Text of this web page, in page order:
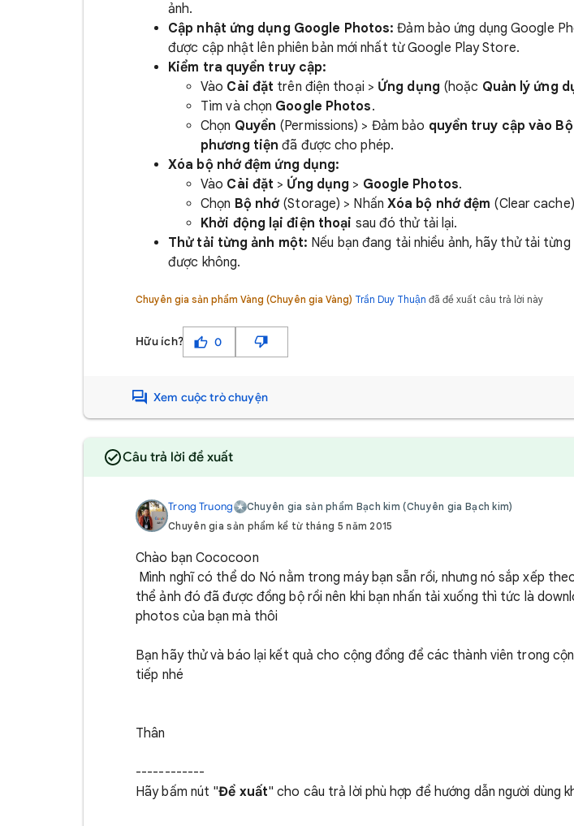
ảnh.
Cập nhật ứng dụng Google Photos: Đảm bảo ứng dụng Google
được cập nhật lên phiên bản mới nhất từ Google Play Store.
Kiểm tra quyền truy cập:
Vào Cài đặt trên điện thoại > Ứng dụng (hoặc Quản lý ứng
Tìm và chọn Google Photos.
Chọn Quyền (Permissions) > Đảm bảo quyền truy cập vào
phương tiện đã được cho phép.
Xóa bộ nhớ đệm ứng dụng:
Vào Cài đặt > Ứng dụng > Google Photos.
Chọn Bộ nhớ (Storage) > Nhấn Xóa bộ nhớ đệm (Clear
Khởi động lại điện thoại sau đó thử tải lại.
Thử tải từng ảnh một: Nếu bạn đang tải nhiều ảnh, hãy thử tải
được không.
Chuyên gia sản phẩm Vàng (Chuyên gia Vàng) Trần Duy Thuận đã đề xuất câu trả lời này
Hữu ích? 0
Xem cuộc trò chuyện
Câu trả lời đề xuất
Trong Truong
Chuyên gia sản phẩm Bạch kim (Chuyên gia Bạch kim)
Chuyên gia sản phẩm kể từ tháng 5 năm 2015
Chào bạn Cococoon
Mình nghĩ có thể do Nó nằm trong máy bạn sẵn rồi, nhưng nó sắp xếp
thể ảnh đó đã được đồng bộ rồi nên khi bạn nhấn tải xuống thì tức là
photos của bạn mà thôi
Bạn hãy thử và báo lại kết quả cho cộng đồng để các thành viên trong
tiếp nhé
Thân
------------
Hãy bấm nút "Đề xuất" cho câu trả lời phù hợp để hướng dẫn người dùng